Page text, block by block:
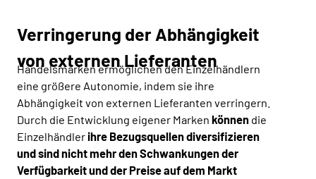
Verringerung der Abhängigkeit
von externen Lieferanten
Handelsmarken ermöglichen den Einzelhändlern
eine größere Autonomie, indem sie ihre
Abhängigkeit von externen Lieferanten verringern.
Durch die Entwicklung eigener Marken können die
Einzelhändlerihre Bezugsquellen diversifizieren
und sind nicht mehr den Schwankungen der
Verfügbarkeit und der Preise auf dem Markt